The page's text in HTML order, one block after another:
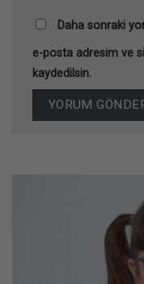
Daha sonraki
e-posta adresim ve
kaydedilsin.